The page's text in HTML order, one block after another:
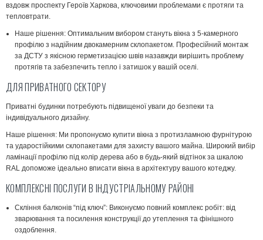
вздовж проспекту Героїв Харкова, ключовими проблемами є протяги та
тепловтрати.
Наше рішення: Оптимальним вибором стануть вікна з 5-камерного
профілю з надійним двокамерним склопакетом. Професійний монтаж
за ДСТУ з якісною герметизацією швів назавжди вирішить проблему
протягів та забезпечить тепло і затишок у вашій оселі.
ДЛЯ ПРИВАТНОГО СЕКТОРУ
Приватні будинки потребують підвищеної уваги до безпеки та
індивідуального дизайну.
Наше рішення: Ми пропонуємо купити вікна з протизламною фурнітурою
та ударостійкими склопакетами для захисту вашого майна. Широкий вибір
ламінаціїпрофілю під колір дерева або в будь-який відтінок за шкалою
RAL допоможе ідеально вписати вікна в архітектуру вашого котеджу.
КОМПЛЕКСНІ ПОСЛУГИ В ІНДУСТРІАЛЬНОМУ РАЙОНІ
Скління балконів “під ключ”: Виконуємо повний комплекс робіт: від
зварювання та посилення конструкції до утеплення та фінішного
оздоблення.